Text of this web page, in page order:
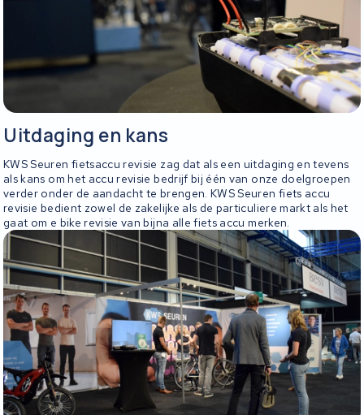
Uitdaging en kans
KWS Seuren fietsaccu revisie zag dat als een uitdaging en tevens
als kans om het accu revisie bedrijf bij één van onze doelgroepen
verder onder de aandacht te brengen. KWS Seuren fiets accu
revisie bedient zowel de zakelijke als de particuliere markt als het
gaat om e bike revisie van bijna alle fiets accu merken.